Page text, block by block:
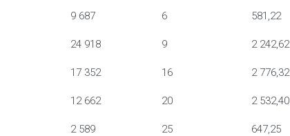
9 687 6 581,22
24 918 9 2 242,62
17 352 16 2 776,32
12 662 20 2 532,40
2 589 25 647,25